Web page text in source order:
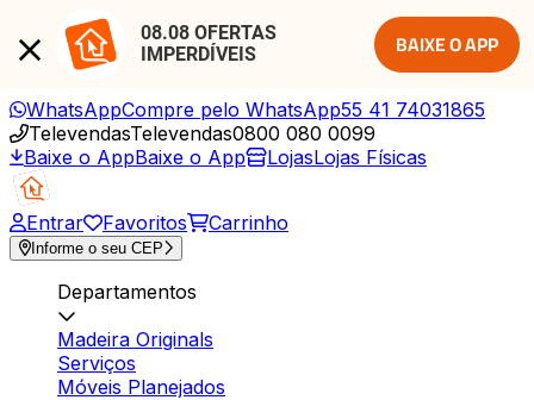
08.08 OFERTAS
IMPERDÍVEIS
BAIXE O APP
WhatsAppCompre pelo WhatsApp55 41 74031865
TelevendasTelevendas0800 080 0099
Baixe o AppBaixe o App LojasLojas Físicas
Entrar Favoritos Carrinho
Informe o seu CEP
Departamentos
Madeira Originals
Serviços
Móveis Planejados